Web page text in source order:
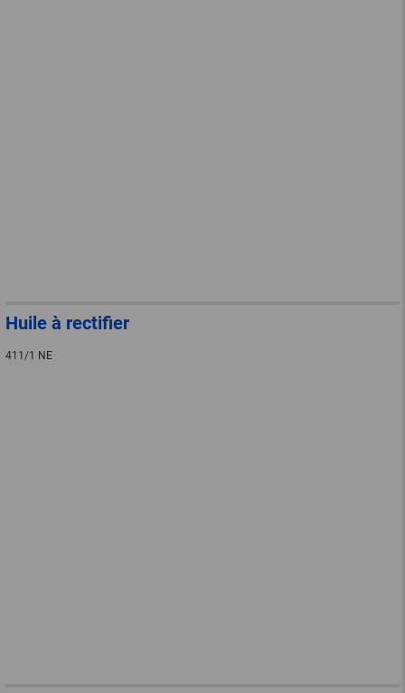
Huile à rectifier
411/1 NE